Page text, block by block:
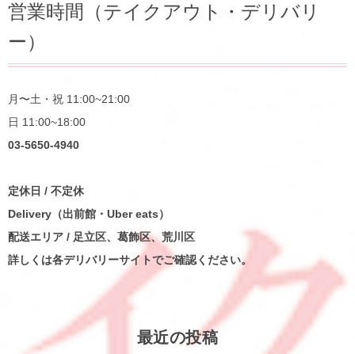
営業時間（テイクアウト・デリバリ
ー）
月〜土・祝 11:00~21:00
日 11:00~18:00
03-5650-4940
定休日 / 不定休
Delivery（出前館・Uber eats）
配送エリア / 足立区、葛飾区、荒川区
詳しくは各デリバリーサイトでご確認ください。
最近の投稿